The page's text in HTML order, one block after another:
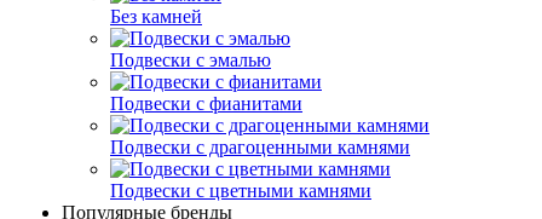
Без камней
Подвески с эмалью
Подвески с фианитами
Подвески с драгоценными камнями
Подвески с цветными камнями
Популярные бренды